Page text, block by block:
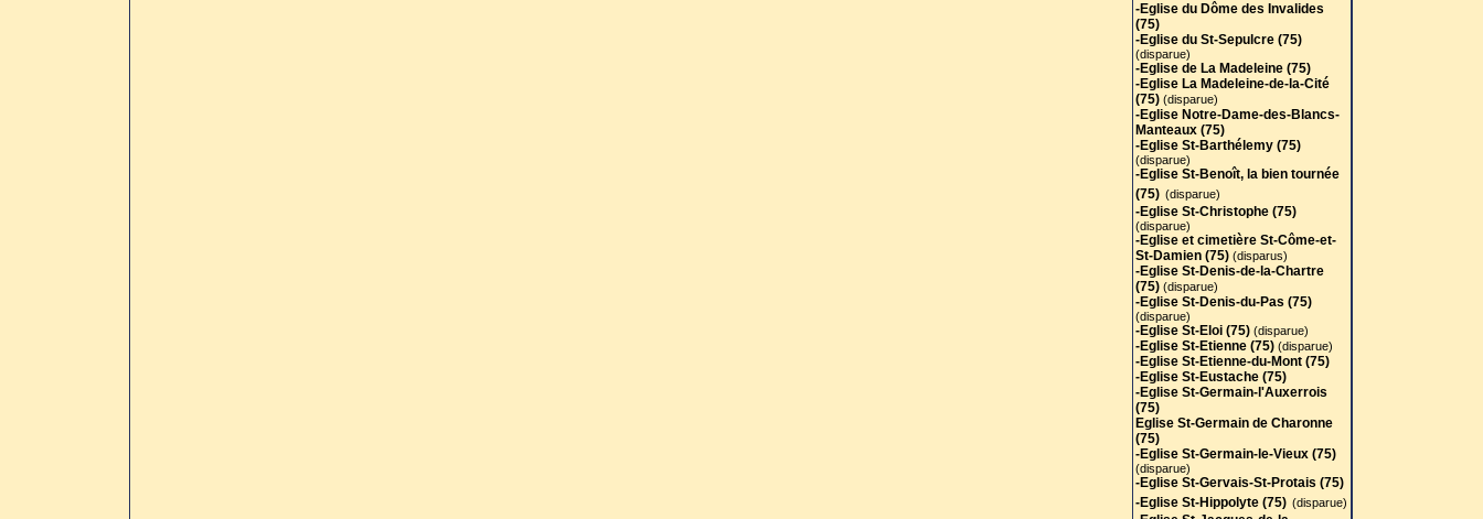
-Eglise du Dôme des Invalides
(75)
-Eglise du St-Sepulcre (75)
(disparue)
-Eglise de La Madeleine (75)
-Eglise La Madeleine-de-la-Cité
(75) (disparue)
-Eglise Notre-Dame-des-Blancs-
Manteaux (75)
-Eglise St-Barthélemy (75)
(disparue)
-Eglise St-Benoît, la bien tournée
(75) (disparue)
-Eglise St-Christophe (75)
(disparue)
-Eglise et cimetière St-Côme-et-
St-Damien (75) (disparus)
-Eglise St-Denis-de-la-Chartre
(75) (disparue)
-Eglise St-Denis-du-Pas (75)
(disparue)
-Eglise St-Eloi (75)(disparue)
-Eglise St-Etienne (75) (disparue)
-Eglise St-Etienne-du-Mont (75)
-Eglise St-Eustache (75)
-Eglise St-Germain-l'Auxerrois
(75)
Eglise St-Germain de Charonne
(75)
-Eglise St-Germain-le-Vieux (75)
(disparue)
-Eglise St-Gervais-St-Protais (75)
-Eglise St-Hippolyte (75) (disparue)